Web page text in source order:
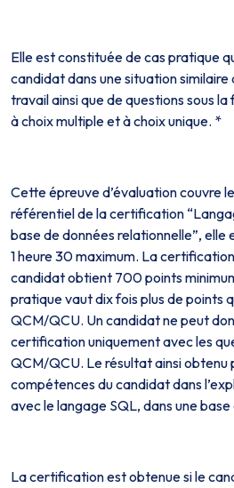
Elle est constituée de cas pratique
candidat dans une situation
travail ainsi que de questions sous
à choix multiple et à choix unique. *
Cette épreuve d’évaluation couvre
référentiel de la certification
base de données relationnelle”,
1 heure 30 maximum. La
candidat obtient 700 points
pratique vaut dix fois plus de points
QCM/QCU. Un candidat ne peut
certification uniquement avec les
QCM/QCU. Le résultat ainsi obtenu
compétences du candidat dans
avec le langage SQL, dans une
La certification est obtenue si le